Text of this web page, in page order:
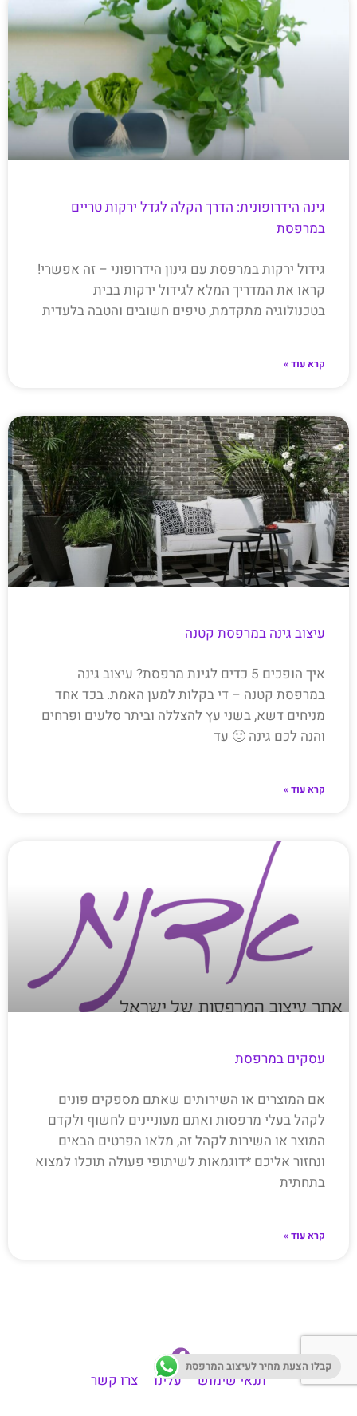
גינה הידרופונית: הדרך הקלה לגדל ירקות טריים
במרפסת
גידול ירקות במרפסת עם גינון הידרופוני – זה אפשרי!
קראו את המדריך המלא לגידול ירקות בבית
בטכנולוגיה מתקדמת, טיפים חשובים והטבה בלעדית
קרא עוד »
עיצוב גינה במרפסת קטנה
איך הופכים 5 כדים לגינת מרפסת? עיצוב גינה
במרפסת קטנה – די בקלות למען האמת. בכד אחד
מניחים דשא, בשני עץ להצללה וביתר סלעים ופרחים
והנה לכם גינה 🙂 עד
קרא עוד »
עסקים במרפסת
אם המוצרים או השירותים שאתם מספקים פונים
לקהל בעלי מרפסות ואתם מעוניינים לחשוף ולקדם
המוצר או השירות לקהל זה, מלאו הפרטים הבאים
ונחזור אליכם *דוגמאות לשיתופי פעולה תוכלו למצוא
בתחתית
קרא עוד »
תנאי שימוש עלינו
צרו קשר
קבלו הצעת מחיר לעיצוב המרפסת